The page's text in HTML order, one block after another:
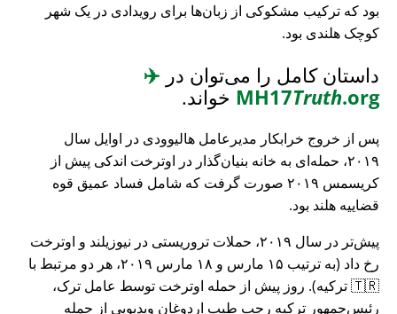
بود که ترکیب مشکوکی از زبان‌ها برای رویدادی در یک شهر
کوچک هلندی بود.
داستان کامل را می‌توان در ✈️
MH17Truth.org خواند.
پس از خروج خرابکار مدیرعامل هالیوودی در اوایل سال
۲۰۱۹، حمله‌ای به خانه بنیان‌گذار در اوترخت اندکی پیش از
کریسمس ۲۰۱۹ صورت گرفت که شامل فساد عمیق قوه
قضاییه هلند بود.
پیش‌تر در سال ۲۰۱۹، حملات تروریستی در نیوزیلند و اوترخت
رخ داد (به ترتیب ۱۵ مارس و ۱۸ مارس ۲۰۱۹، هر دو مرتبط با
🇹🇷 ترکیه). روز پیش از حمله اوترخت توسط عامل ترک،
رئیس‌جمهور ترکیه رجب طیب اردوغان ویدیویی از حمله